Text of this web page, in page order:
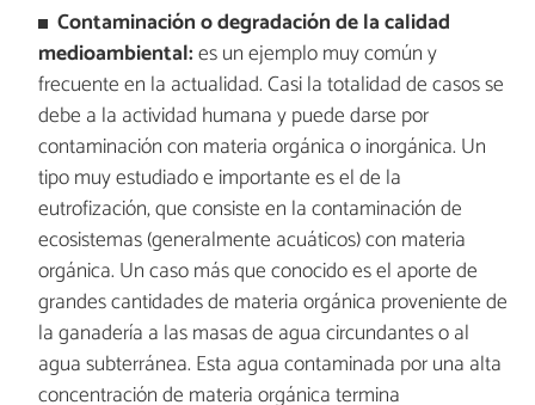
Contaminación o degradación de la calidad
medioambiental:es un ejemplo muy común y
frecuente en la actualidad. Casi la totalidad de casos se
debe a la actividad humana y puede darse por
contaminación con materia orgánica o inorgánica. Un
tipo muy estudiado e importante es el de la
eutrofización, que consiste en la contaminación de
ecosistemas (generalmente acuáticos) con materia
orgánica. Un caso más que conocido es el aporte de
grandes cantidades de materia orgánica proveniente de
la ganadería a las masas de agua circundantes o al
agua subterránea. Esta agua contaminada por una alta
concentración de materia orgánica termina